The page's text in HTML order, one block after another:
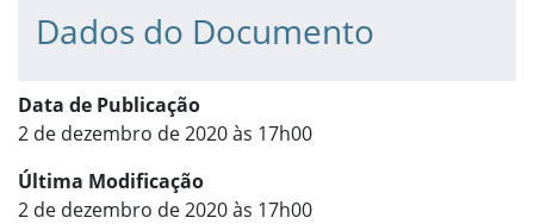
Dados do Documento
Data de Publicação
2 de dezembro de 2020 às 17h00
Última Modificação
2 de dezembro de 2020 às 17h00